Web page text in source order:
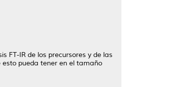
FT-IR de los precursores y de las
esto pueda tener en el tamaño